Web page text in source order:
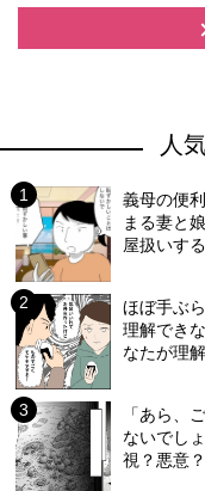
人
義母の便
まる妻と
屋扱いす
ほぼ手ぶ
理解でき
なたが理
「あら、
ないでし
視？悪意